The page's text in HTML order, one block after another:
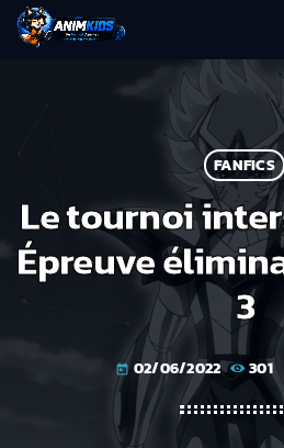
FANFICS
Le tournoi
Épreuve
3
today 02/06/2022 301